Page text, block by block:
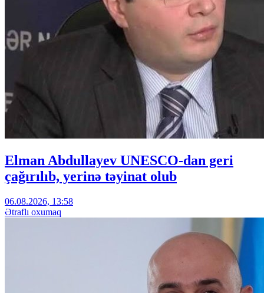
Elman Abdullayev UNESCO-dan geri
çağırılıb, yerinə təyinat olub
06.08.2026, 13:58
Ətraflı oxumaq